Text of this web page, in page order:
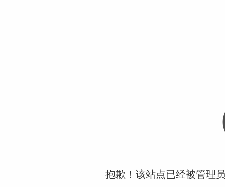
抱歉！该站点已经被管理